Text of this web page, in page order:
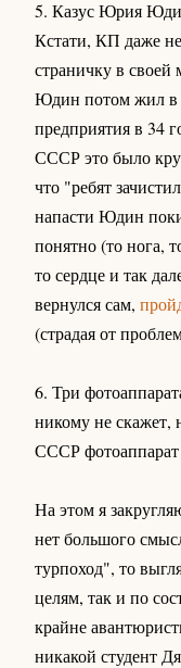
5. Казус Юрия
Кстати, КП даже
страничку в
Юдин потом жил в
предприятия в 34
СССР это было
что "ребят
напасти Юдин
понятно (то нога,
то сердце и так
вернулся сам,
(страдая от
6. Три
никому не скажет,
СССР
На этом я
нет большого
турпоход", то
целям, так и по
крайне
никакой студент